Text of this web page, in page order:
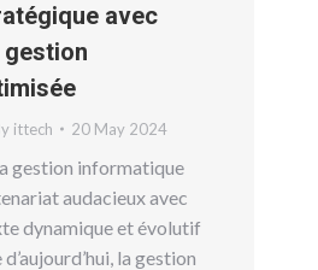
avec
gestion
ittech 20 May 2024
gestion informatique
audacieux avec
dynamique et évolutif
la gestion